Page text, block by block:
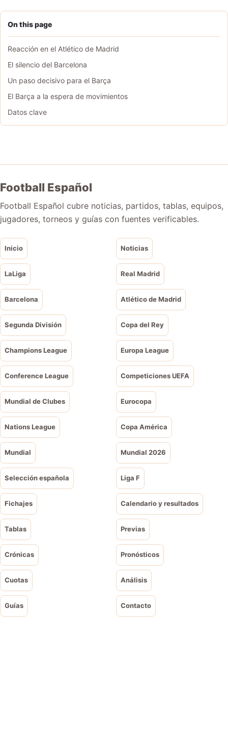
On this page
Reacción en el Atlético de Madrid
El silencio del Barcelona
Un paso decisivo para el Barça
El Barça a la espera de movimientos
Datos clave
Football Español
Football Español cubre noticias, partidos, tablas, equipos,
jugadores, torneos y guías con fuentes verificables.
Inicio Noticias
LaLiga Real Madrid
Barcelona Atlético de Madrid
Segunda División Copa del Rey
Champions League Europa League
Conference League Competiciones UEFA
Mundial de Clubes Eurocopa
Nations League Copa América
Mundial Mundial 2026
Selección española Liga F
Fichajes Calendario y resultados
Tablas Previas
Crónicas Pronósticos
Cuotas Análisis
Guías Contacto